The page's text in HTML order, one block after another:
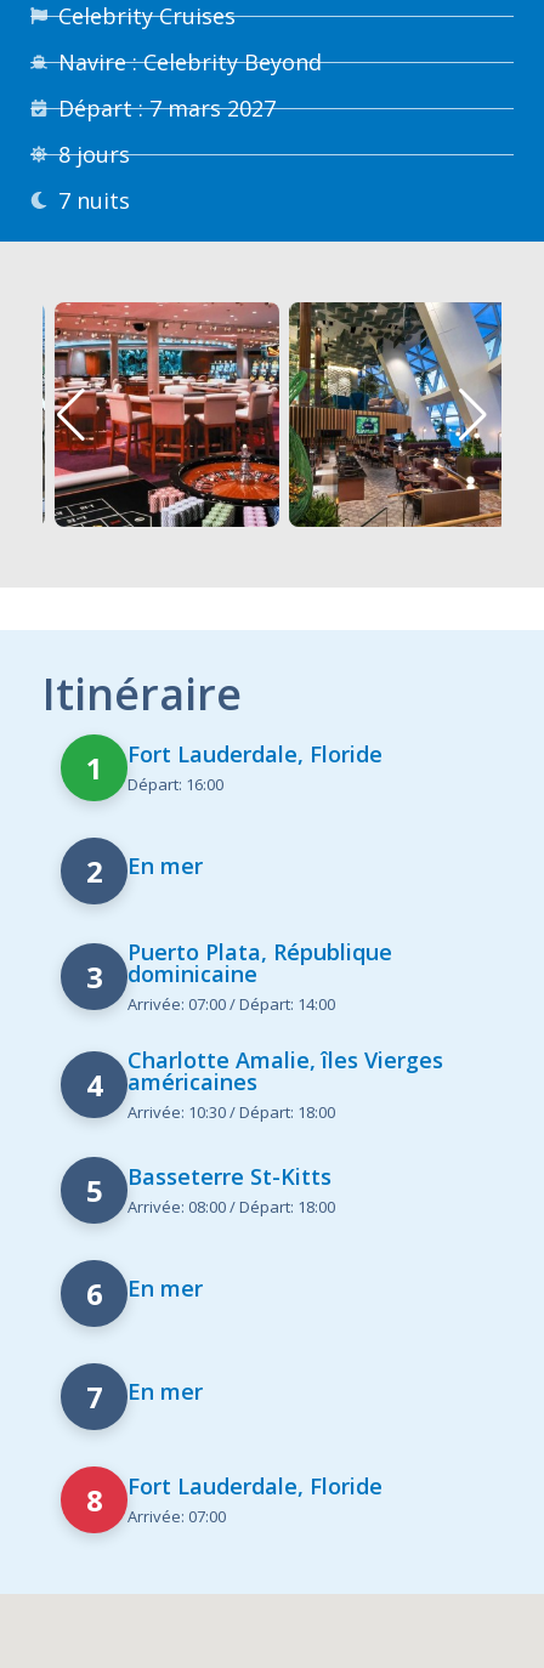
Celebrity Cruises
Navire : Celebrity Beyond
Départ : 7 mars 2027
8 jours
7 nuits
Itinéraire
1 Fort Lauderdale, Floride
Départ: 16:00
2 En mer
3
Puerto Plata, République
dominicaine
Arrivée: 07:00 / Départ: 14:00
4
Charlotte Amalie, îles Vierges
américaines
Arrivée: 10:30 / Départ: 18:00
5 Basseterre St-Kitts
Arrivée: 08:00 / Départ: 18:00
6 En mer
7 En mer
8 Fort Lauderdale, Floride
Arrivée: 07:00